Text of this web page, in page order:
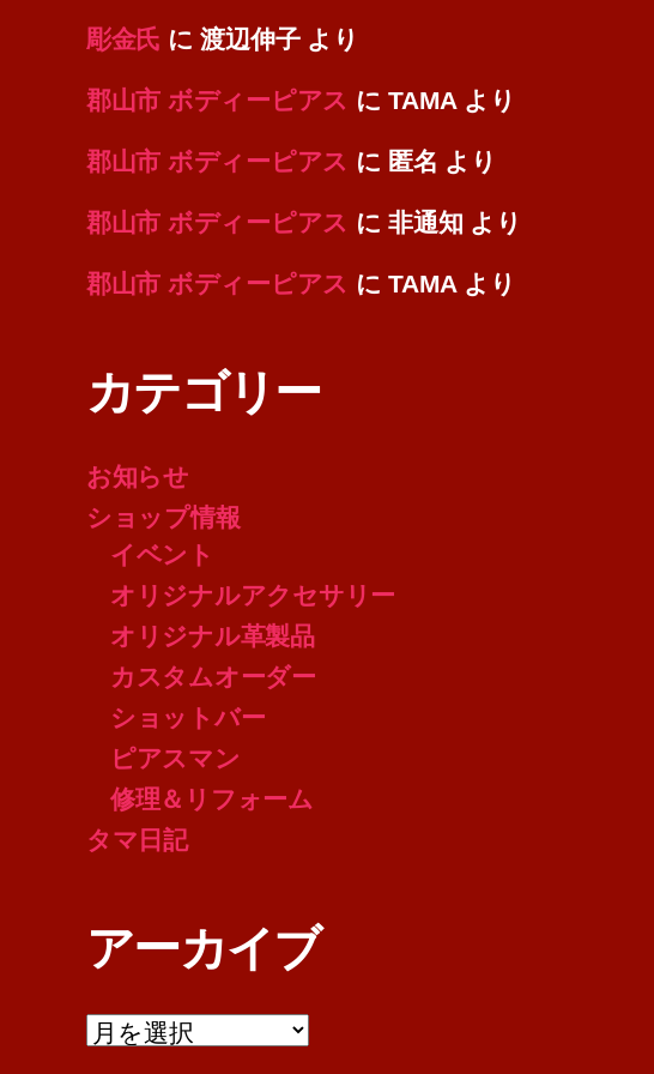
彫金氏 に渡辺伸子より
郡山市 ボディーピアス にTAMA より
郡山市 ボディーピアス に 匿名 より
郡山市 ボディーピアス に非通知 より
郡山市 ボディーピアス にTAMA より
カテゴリー
お知らせ
ショップ情報
イベント
オリジナルアクセサリー
オリジナル革製品
カスタムオーダー
ショットバー
ピアスマン
修理＆リフォーム
タマ日記
アーカイブ
ア
ー